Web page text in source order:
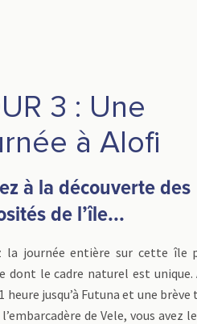
3 : Une
à Alofi
à la découverte des
de l’île...
la journée entière sur cette île
dont le cadre naturel est unique.
heure jusqu’à Futuna et une brève
de Vele, vous avez